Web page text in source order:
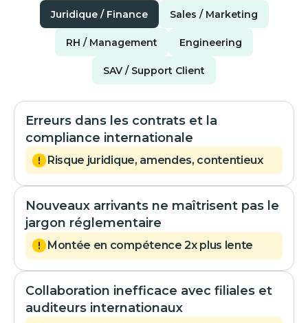
Juridique / Finance Sales / Marketing
RH / Management Engineering
SAV / Support Client
Erreurs dans les contrats et la
compliance internationale
Risque juridique, amendes, contentieux
Nouveaux arrivants ne maîtrisent pas le
jargon réglementaire
Montée en compétence 2x plus lente
Collaboration inefficace avec filiales et
auditeurs internationaux